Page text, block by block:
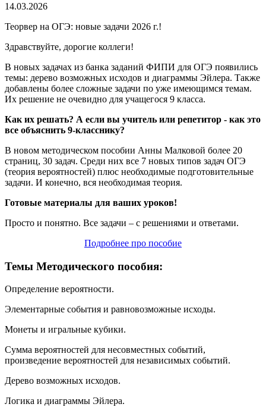
14.03.2026
Теорвер на ОГЭ: новые задачи 2026 г.!
Здравствуйте, дорогие коллеги!
В новых задачах из банка заданий ФИПИ для ОГЭ появились
темы: дерево возможных исходов и диаграммы Эйлера. Также
добавлены более сложные задачи по уже имеющимся темам.
Их решение не очевидно для учащегося 9 класса.
Как их решать? А если вы учитель или репетитор - как это
все объяснить 9-класснику?
В новом методическом пособии Анны Малковой более 20
страниц, 30 задач. Среди них все 7 новых типов задач ОГЭ
(теория вероятностей) плюс необходимые подготовительные
задачи. И конечно, вся необходимая теория.
Готовые материалы для ваших уроков!
Просто и понятно. Все задачи – с решениями и ответами.
Подробнее про пособие
Темы Методического пособия:
Определение вероятности.
Элементарные события и равновозможные исходы.
Монеты и игральные кубики.
Сумма вероятностей для несовместных событий,
произведение вероятностей для независимых событий.
Дерево возможных исходов.
Логика и диаграммы Эйлера.